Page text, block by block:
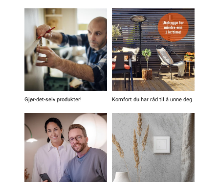
Gjør-det-selv produkter! Komfort du har råd til å unne deg